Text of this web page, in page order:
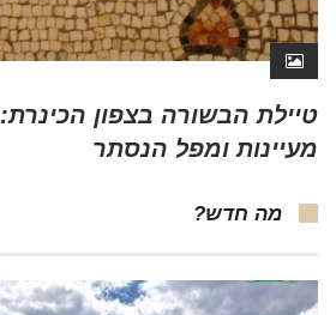
טיילת הבשורה בצפון הכינרת:
מעיינות ומפל הנסתר
מה חדש?